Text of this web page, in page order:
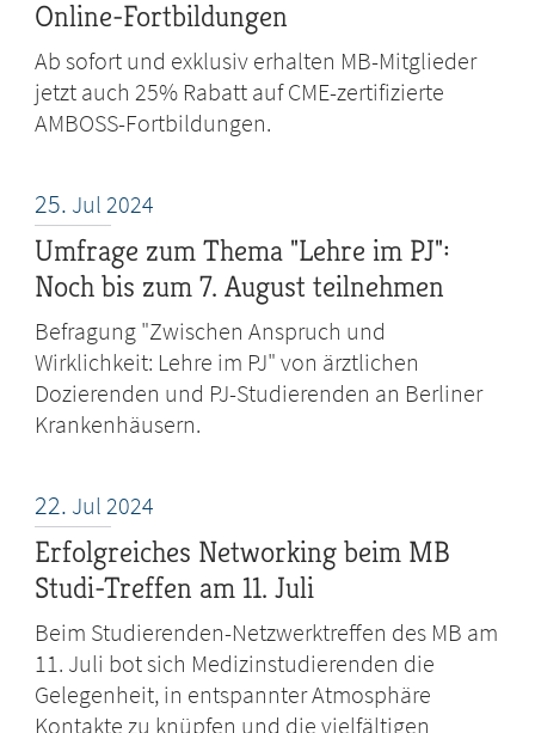
Online-Fortbildungen
Ab sofort und exklusiv erhalten MB-Mitglieder
jetzt auch 25% Rabatt auf CME-zertifizierte
AMBOSS-Fortbildungen.
25. Jul 2024
Umfrage zum Thema "Lehre im PJ":
Noch bis zum 7. August teilnehmen
Befragung "Zwischen Anspruch und
Wirklichkeit: Lehre im PJ" von ärztlichen
Dozierenden und PJ-Studierenden an Berliner
Krankenhäusern.
22. Jul 2024
Erfolgreiches Networking beim MB
Studi-Treffen am 11. Juli
Beim Studierenden-Netzwerktreffen des MB am
11. Juli bot sich Medizinstudierenden die
Gelegenheit, in entspannter Atmosphäre
Kontakte zu knüpfen und die vielfältigen